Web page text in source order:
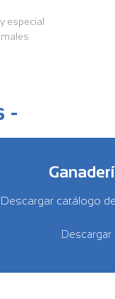
especial
-
Descargar catálogo
Descargar